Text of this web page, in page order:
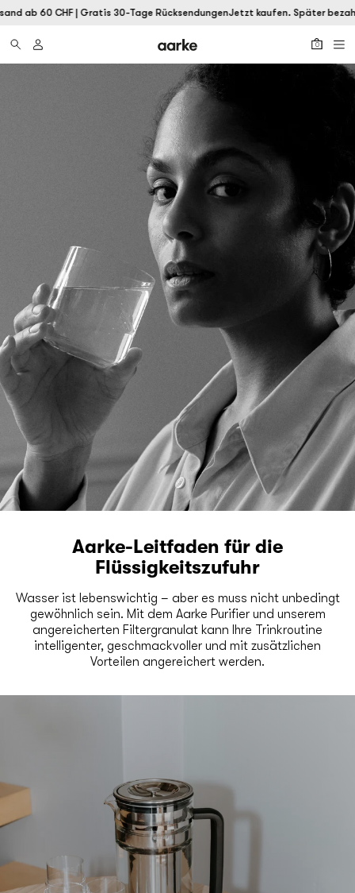
ab 60 CHF | Gratis 30-Tage RücksendungenJetzt kaufen. Später
0
Aarke-Leitfaden für die
Flüssigkeitszufuhr
Wasser ist lebenswichtig – aber es muss nicht unbedingt
gewöhnlich sein. Mit dem Aarke Purifier und unserem
angereicherten Filtergranulat kann Ihre Trinkroutine
intelligenter, geschmackvoller und mit zusätzlichen
Vorteilen angereichert werden.